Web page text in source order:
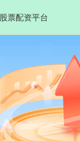
票配资平台